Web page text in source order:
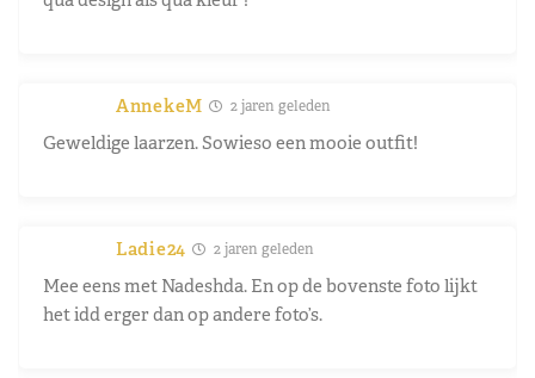
AnnekeM 2 jaren geleden
Geweldige laarzen. Sowieso een mooie outfit!
Ladie24 2 jaren geleden
Mee eens met Nadeshda. En op de bovenste foto lijkt
het idd erger dan op andere foto’s.